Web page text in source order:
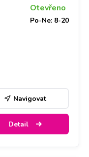
Otevřeno
Po-Ne: 8-20
Navigovat
Detail